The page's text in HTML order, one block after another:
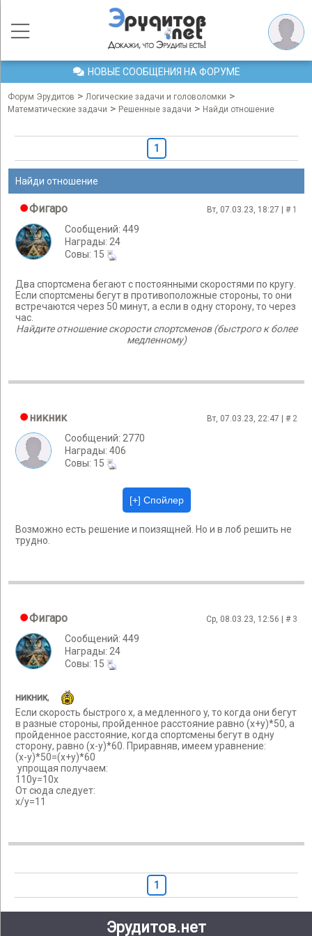
НОВЫЕ СООБЩЕНИЯ НА ФОРУМЕ
Форум Эрудитов > Логические задачи и головоломки >
Математические задачи > Решенные задачи > Найди отношение
1
Найди отношение
Фигаро Вт, 07.03.23, 18:27 | # 1
Сообщений: 449
Награды: 24
Cовы: 15
Два спортсмена бегают с постоянными скоростями по кругу.
Если спортсмены бегут в противоположные стороны, то они
встречаются через 50 минут, а если в одну сторону, то через
час.
Найдите отношение скорости спортсменов (быстрого к более
медленному)
никник Вт, 07.03.23, 22:47 | # 2
Сообщений: 2770
Награды: 406
Cовы: 15
Возможно есть решение и поизящней. Но и в лоб решить не
трудно.
Фигаро Ср, 08.03.23, 12:56 | # 3
Сообщений: 449
Награды: 24
Cовы: 15
никник,
Если скорость быстрого x, а медленного y, то когда они бегут
в разные стороны, пройденное расстояние равно (x+y)*50, а
пройденное расстояние, когда спортсмены бегут в одну
сторону, равно (x-y)*60. Приравняв, имеем уравнение:
(x-y)*50=(x+y)*60
упрощая получаем:
110y=10x
От сюда следует:
x/y=11
1
Эрудитов.нет